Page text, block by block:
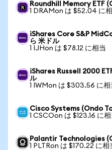
Roundhill Memory ETF
1 DRAMon は $52.04 に
iShares Core S&P
ら 米ドル
1 IJHon は $78.12 に相当
iShares Russell 2000
ル
1 IWMon は $303.56 に相
Cisco Systems (Ondo
1 CSCOon は $123.16 に相
Palantir Technologies
1 PLTRon は $170.22 に相